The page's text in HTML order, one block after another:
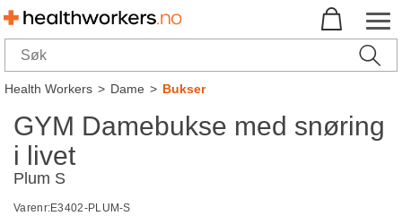
Health Workers>Dame>Bukser
GYM Damebukse med snøring
i livet
Plum S
Varenr:E3402-PLUM-S